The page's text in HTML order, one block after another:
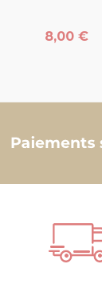
Prix
8,00 €